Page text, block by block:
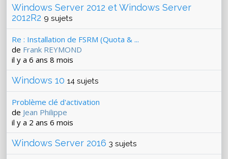
Windows Server 2012 et Windows Server
2012R2 9 sujets
Re : Installation de FSRM (Quota & ...
de Frank REYMOND
il y a 6 ans 8 mois
Windows 10 14 sujets
Problème clé d'activation
de Jean Philippe
il y a 2 ans 6 mois
Windows Server 2016 3 sujets